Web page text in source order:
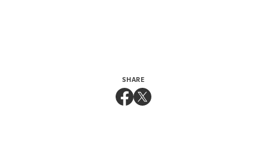
SHARE